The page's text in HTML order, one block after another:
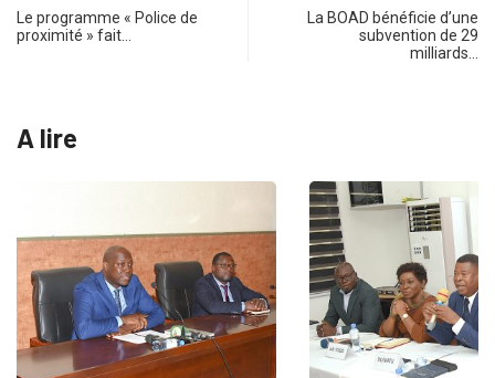
Le programme « Police de
proximité » fait…
La BOAD bénéficie d’une
subvention de 29
milliards…
A lire